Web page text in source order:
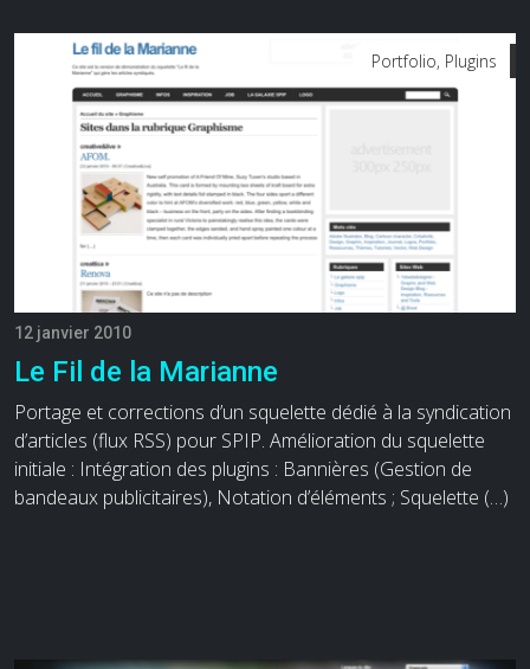
Portfolio, Plugins
12 janvier 2010
Le Fil de la Marianne
Portage et corrections d’un squelette dédié à la syndication
d’articles (flux RSS) pour SPIP. Amélioration du squelette
initiale : Intégration des plugins : Bannières (Gestion de
bandeaux publicitaires), Notation d’éléments ; Squelette (…)